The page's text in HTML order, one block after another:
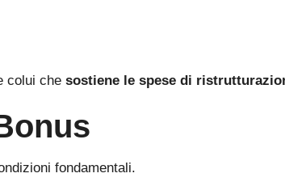
colui che sostiene le spese di
fondamentali.